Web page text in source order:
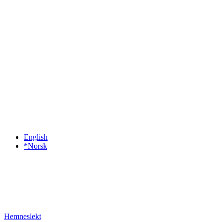
English
*Norsk
Hemneslekt